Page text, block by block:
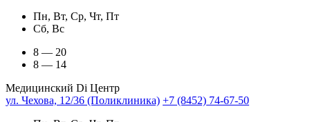
Пн, Вт, Ср, Чт, Пт
Сб, Вс
8 — 20
8 — 14
Медицинский Di Центр
ул. Чехова, 12/36 (Поликлиника) +7 (8452) 74-67-50